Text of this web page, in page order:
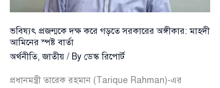
ভবিষ্যৎ প্রজন্মকে দক্ষ করে গড়তে সরকারের অঙ্গীকার: মাহদী
আমিনের স্পষ্ট বার্তা
অর্থনীতি,জাতীয় / By ডেস্ক রিপোর্ট
প্রধানমন্ত্রী তারেক রহমান (Tarique Rahman)-এর